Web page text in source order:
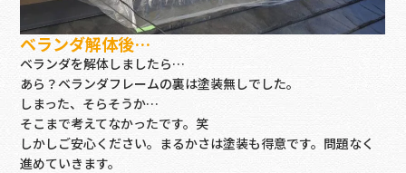
ベランダ解体後…
ベランダを解体しましたら…
あら？ベランダフレームの裏は塗装無しでした。
しまった、そらそうか…
そこまで考えてなかったです。笑
しかしご安心ください。まるかさは塗装も得意です。問題なく
進めていきます。